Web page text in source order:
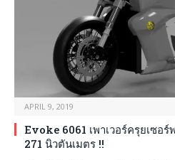
APRIL 9, 2019
Evoke 6061 เพาเวอร์ครุยเซอ
271 นิวตันเมตร !!